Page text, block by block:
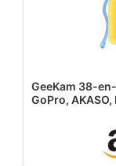
GeeKam 38-
GoPro,